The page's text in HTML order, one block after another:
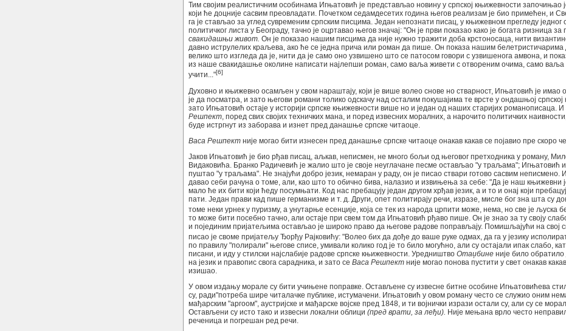
Тим својим реалистичним особинама Игњатовић је представљао новину у српској књижевности започињао
који ће доцније сасвим преовладати. Почетком седамдесетих година његов реализам је био примећен, и
га је стављао за углед сувременим српским писцима. Један непознати писац, у књижевном прегледу
политичког листа у Београду, тачно је оцртавао његов значај: "Он је први показао како је богата ризница за
свакидашњи живот. Он је показао нашим писцима да није нужно тражити доба крстоносаца, нити
давно иструлелих краљева, ако ће се једна прича или роман да пише. Он показа нашим белетристичарима
велико што изгледа да је, нити да је само оно узвишено што се патосом говори с узвишенога амвона, и
из наше свакидашње околине написати најлепши роман, само ваља живети с отвореним очима, само ваља
учити..."[6]
Духовно и књижевно осамљен у свом нараштају, који је више волео снове но стварност, Игњатовић је имао
је да посматра, и зато његови романи толико одскачу над осталим покушајима те врсте у ондашњој
зато Игњатовић остаје у историји српске књижевности више но и један од наших старијих романописаца. И
Решпект , поред свих својих техничких мана, и поред извесних моралних, а нарочито политичких
буде истргнут из заборава и изнет пред данашње српске читаоце.
Васа Решпект није могао бити изнесен пред данашње српске читаоце онакав какав се појавио пре скоро
Јаков Игњатовић је био рђав писац, аљкав, неписмен, не много бољи од његовог претходника у роману,
Видаковића. Бранко Радичевић је жалио што је своје неуглачане песме остављао "у траљама"; Игњатовић
пуштао "у траљама". Не знајући добро језик, немаран у раду, он је писао ствари готово сасвим неписмено.
давао себи рачуна о томе, али, као што то обично бива, налазио и извињења за себе: "Да је наш књижевни
мало ће их бити који ћеду посумњати. Код нас пребацују један другом хрђав језик, а и то и онај који
пати. Један прави кад пише германизме и т. д. Други, опет политирају речи, изразе, мисле бог зна шта су
томе неки урнек у пуризму, а унутарње есенције, која се тек из народа црпити може, нема, но све је љуска
то може бити посебно тачно, али остаје при свем том да Игњатовић рђаво пише. Он је знао за ту своју
и појединим пријатељима остављао је широко право да његове радове поправљају. Помишљајући на свој
писао је своме пријатељу Ђорђу Рајковићу: "Волео бих да дође до ваше руке одмах, да га у језику
по правилу "полирали" његове списе, умивали колико год је то било могућно, али су остајали ипак слабо,
писани, и иду у стилски најслабије радове српске књижевности. Уредништво Отаџбине није било
на језик и правопис свога сарадника, и зато се Васа Решпект није могао понова пустити у свет онакав
изишао.
У овом издању морале су бити учињене поправке. Остављене су извесне битне особине Игњатовићева
су, ради"потреба шире читалачке публике, истумачени. Игњатовић у овом роману често се служио оним
мађарским "аргоом", аустријске и мађарске војске пред 1848, и ти војнички изрази остали су, али су се
Остављени су исто тако и извесни локални облици (пред врати, за леђи). Није мењана врло често
реченица и погрешан ред речи.